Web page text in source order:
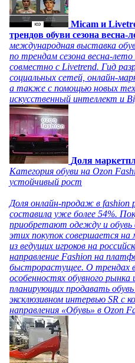
Micam и
трендов обуви сезона весна-
международная выставка
по трендам сезона весна-
совместно с Livetrend. Гид
социальных сетей, онлайн-
а также с помощью новых
искусственный интеллект и
Доля
Категория обуви на Ozon
устойчивый рост
Доля онлайн-продаж в fashion
составила уже более 54%.
приобретают одежду и обувь
этих покупок совершается на
из ведущих игроков на
направление Fashion на
быстрорастущее. О трендах
особенностях обувного рынка
планирующих продавать
эксклюзивном интервью SR с
направления «Обувь» в Ozon